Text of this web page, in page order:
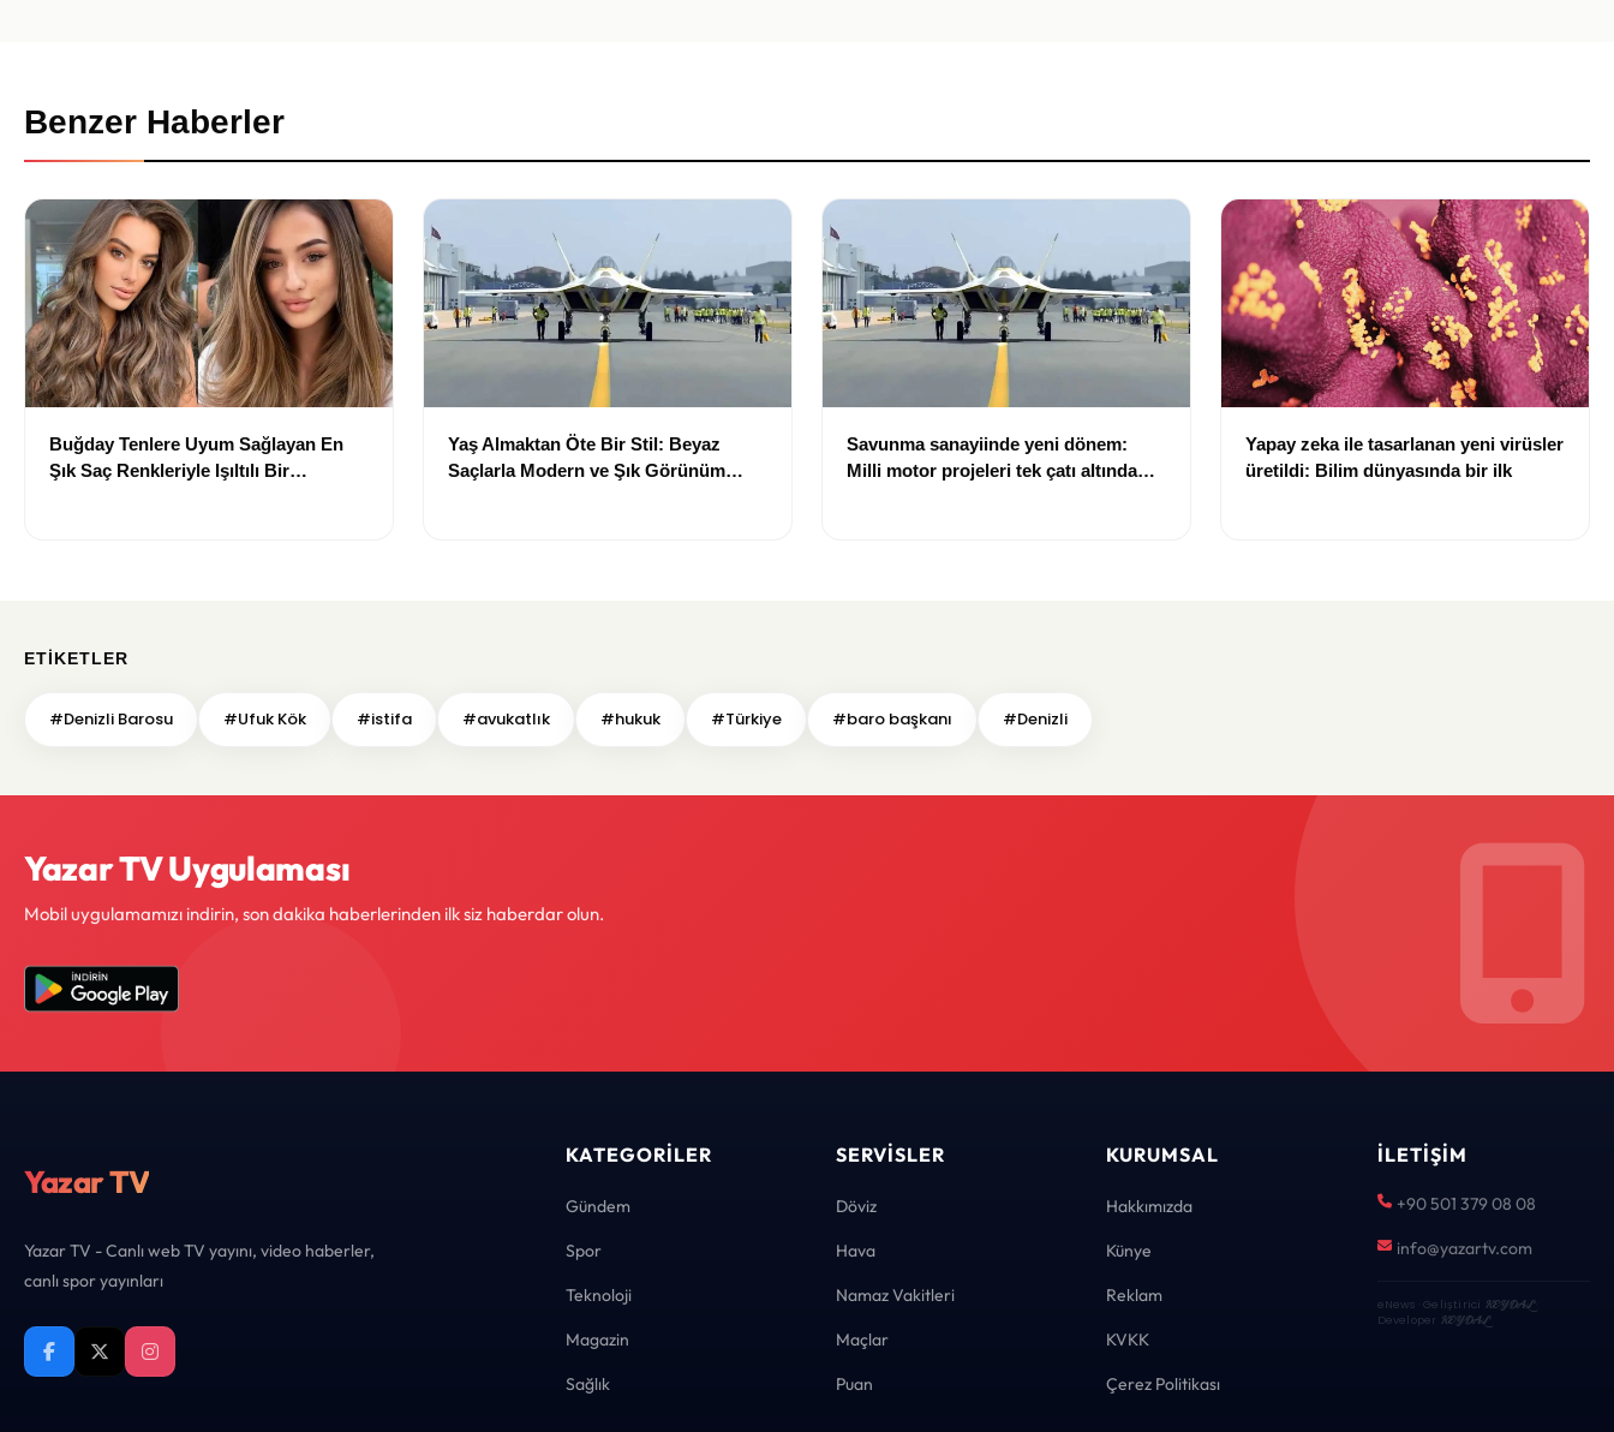
Benzer Haberler
Buğday Tenlere Uyum Sağlayan En
Şık Saç Renkleriyle Işıltılı Bir
Yaş Almaktan Öte Bir Stil: Beyaz
Saçlarla Modern ve Şık Görünüm
Savunma sanayiinde yeni dönem:
Milli motor projeleri tek çatı altında
Yapay zeka ile tasarlanan yeni virüsler
üretildi: Bilim dünyasında bir ilk
ETIKETLER
#Denizli Barosu #Ufuk Kök #istifa #avukatlık #hukuk #Türkiye #baro başkanı #Denizli
Yazar TV Uygulaması
Mobil uygulamamızı indirin, son dakika haberlerinden ilk siz haberdar olun.
Yazar TV
Yazar TV - Canlı web TV yayını, video haberler,
canlı spor yayınları
KATEGORILER
Gündem
Spor
Teknoloji
Magazin
Sağlık
SERVISLER
Döviz
Hava
Namaz Vakitleri
Maçlar
Puan
KURUMSAL
Hakkımızda
Künye
Reklam
KVKK
Çerez Politikası
İLETIŞIM
+90 501 379 08 08
info@yazartv.com
eNews · Geliştirici KEYDAL·
Developer KEYDAL